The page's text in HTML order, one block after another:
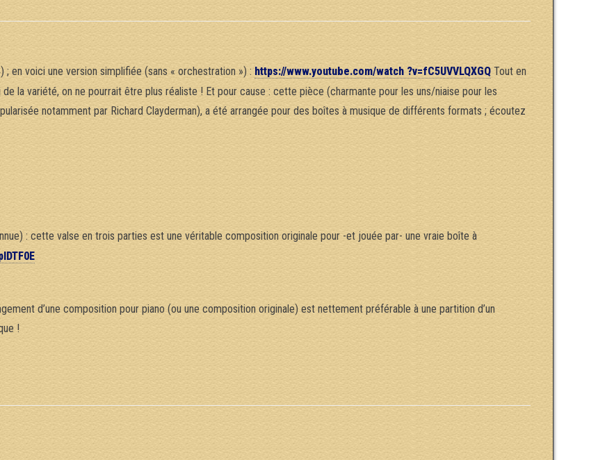
en voici une version simplifiée (sans « orchestration ») : https://www.youtube.com/watch ?v=fC5UVVLQXGQTout en
la variété, on ne pourrait être plus réaliste ! Et pour cause : cette pièce (charmante pour les uns/niaise pour les
notamment par Richard Clayderman), a été arrangée pour des boîtes à musique de différents formats ; écoutez
: cette valse en trois parties est une véritable composition originale pour -et jouée par- une vraie boîte à
d’une composition pour piano (ou une composition originale) est nettement préférable à une partition d’un
!